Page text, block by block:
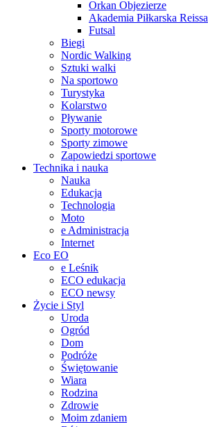
Orkan Objezierze
Akademia Piłkarska Reissa
Futsal
Biegi
Nordic Walking
Sztuki walki
Na sportowo
Turystyka
Kolarstwo
Pływanie
Sporty motorowe
Sporty zimowe
Zapowiedzi sportowe
Technika i nauka
Nauka
Edukacja
Technologia
Moto
e Administracja
Internet
Eco EO
e Leśnik
ECO edukacja
ECO newsy
Życie i Styl
Uroda
Ogród
Dom
Podróże
Świętowanie
Wiara
Rodzina
Zdrowie
Moim zdaniem